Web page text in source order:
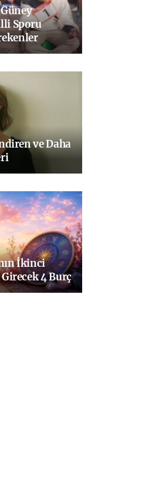
Sporu
ve Daha
İkinci
4 Burç